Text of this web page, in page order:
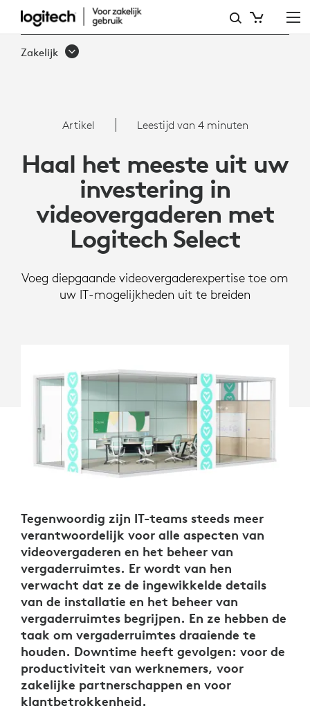
HAAL
MEER
INVESTERING
MET
LOGITECH
SELECT
Zakelijk
Artikel Leestijd van 4 minuten
Haal het meeste uit uw
investering in
videovergaderen met
Logitech Select
Voeg diepgaande videovergaderexpertise toe om
uw IT-mogelijkheden uit te breiden
Tegenwoordig zijn IT-teams steeds meer
verantwoordelijk voor alle aspecten van
videovergaderen en het beheer van
vergaderruimtes. Er wordt van hen
verwacht dat ze de ingewikkelde details
van de installatie en het beheer van
vergaderruimtes begrijpen. En ze hebben de
taak om vergaderruimtes draaiende te
houden. Downtime heeft gevolgen: voor de
productiviteit van werknemers, voor
zakelijke partnerschappen en voor
klantbetrokkenheid.